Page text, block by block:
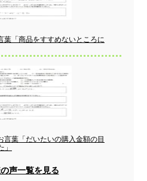
葉「商品をすすめないところに
言葉「だいたいの購入金額の目
」
声一覧を見る